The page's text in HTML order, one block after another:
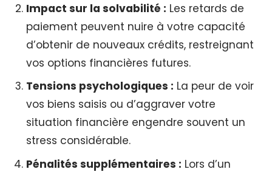
Impact sur la solvabilité : Les retards de
paiement peuvent nuire à votre capacité
d’obtenir de nouveaux crédits, restreignant
vos options financières futures.
Tensions psychologiques : La peur de voir
vos biens saisis ou d’aggraver votre
situation financière engendre souvent un
stress considérable.
Pénalités supplémentaires : Lors d’un